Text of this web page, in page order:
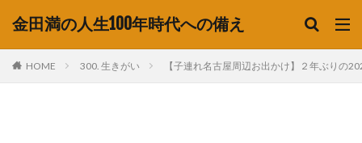
金田満の人生100年時代への備え
HOME 300. 生きがい 【子連れ名古屋周辺お出かけ】２年ぶりの